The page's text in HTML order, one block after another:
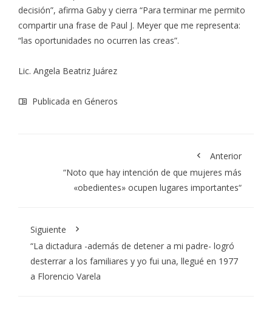
decisión”, afirma Gaby y cierra “Para terminar me permito
compartir una frase de Paul J. Meyer que me representa:
“las oportunidades no ocurren las creas”.
Lic. Angela Beatriz Juárez
Publicada en Géneros
Anterior
“Noto que hay intención de que mujeres más
«obedientes» ocupen lugares importantes“
Siguiente
“La dictadura -además de detener a mi padre- logró
desterrar a los familiares y yo fui una, llegué en 1977
a Florencio Varela